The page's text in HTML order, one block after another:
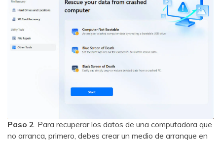
Paso 2 . Para recuperar los datos de una computadora que
no arranca, primero, debes crear un medio de arranque en